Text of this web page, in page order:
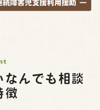
なんでも相談
徴